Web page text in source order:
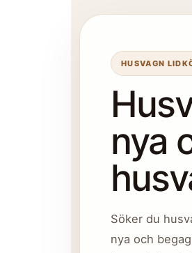
HUSVAGN
nya
Söker du
nya och